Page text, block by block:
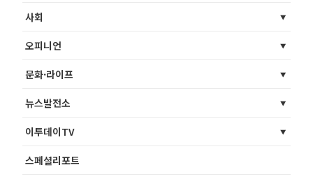
사회
오피니언
문화·라이프
뉴스발전소
이투데이TV
스페셜리포트